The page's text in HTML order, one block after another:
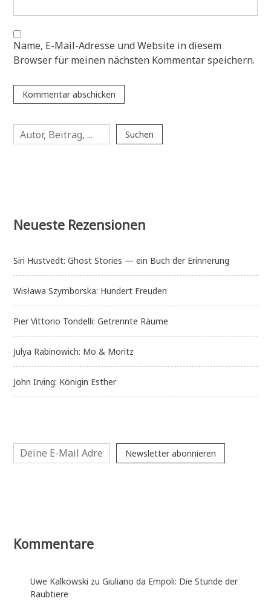
Name, E-Mail-Adresse und Website in diesem
Browser für meinen nächsten Kommentar speichern.
Suchen
Suchen
Neueste Rezensionen
Siri Hustvedt: Ghost Stories — ein Buch der Erinnerung
Wisława Szymborska: Hundert Freuden
Pier Vittorio Tondelli: Getrennte Räume
Julya Rabinowich: Mo & Moritz
John Irving: Königin Esther
Newsletter abonnieren
Kommentare
Uwe Kalkowski zuGiuliano da Empoli: Die Stunde der
Raubtiere